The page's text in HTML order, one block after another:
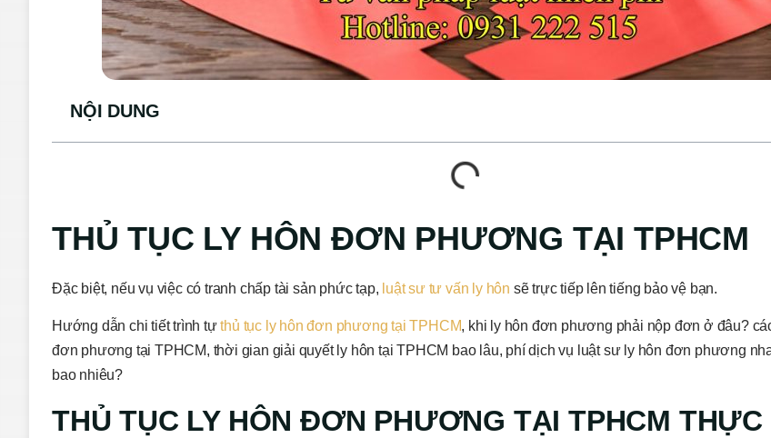
NỘI DUNG
THỦ TỤC LY HÔN ĐƠN PHƯƠNG TẠI TPHCM
Đặc biệt, nếu vụ việc có tranh chấp tài sản phức tạp, luật sư tư vấn ly hôn sẽ trực tiếp lên tiếng bảo vệ bạn.
Hướng dẫn chi tiết trình tựthủ tục ly hôn đơn phương tại TPHCM, khi ly hôn đơn phương phải nộp đơn ở đâu?
đơn phương tại TPHCM, thời gian giải quyết ly hôn tại TPHCM bao lâu, phí dịch vụ luật sư ly hôn đơn phương
bao nhiêu?
THỦ TỤC LY HÔN ĐƠN PHƯƠNG TẠI TPHCM THỰC